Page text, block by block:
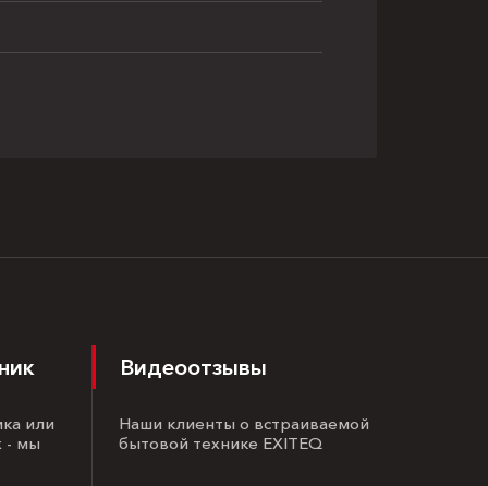
или
- мы
Видеоотзывы
Наши клиенты о встраиваемой
бытовой технике EXITEQ